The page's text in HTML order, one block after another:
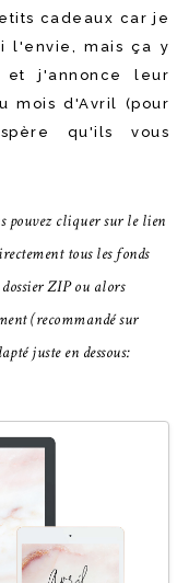
cadeaux car je
l'envie, mais ça y
et j'annonce leur
mois d'Avril (pour
qu'ils vous
pouvez cliquer sur le lien
tous les fonds
ZIP ou alors
(recommandé sur
juste en dessous: